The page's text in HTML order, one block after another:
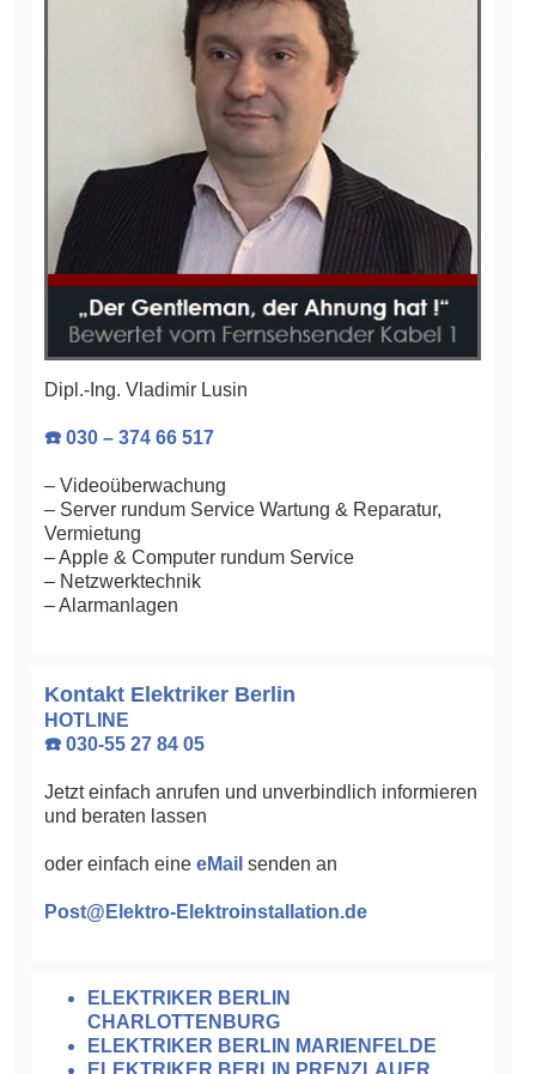
Dipl.-Ing. Vladimir Lusin
☎️ 030 – 374 66 517
– Videoüberwachung
– Server rundum Service Wartung & Reparatur,
Vermietung
– Apple & Computer rundum Service
– Netzwerktechnik
– Alarmanlagen
Kontakt Elektriker Berlin
HOTLINE
☎️ 030-55 27 84 05
Jetzt einfach anrufen und unverbindlich informieren
und beraten lassen
oder einfach eine eMail senden an
Post@Elektro-Elektroinstallation.de
ELEKTRIKER BERLIN
CHARLOTTENBURG
ELEKTRIKER BERLIN MARIENFELDE
ELEKTRIKER BERLIN PRENZLAUER